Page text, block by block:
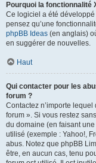
Pourquoi la fonctionnalité
Ce logiciel a été
pensez qu’une
phpBB Ideas (en anglais)
en suggérer de nouvelles.
Haut
Qui contacter pour les
forum ?
Contactez n’importe
forum ». Si vous restez
du domaine (en faisant une
utilisé (exemple : Yahoo!,
abus. Notez que phpBB
être, en aucun cas, tenu